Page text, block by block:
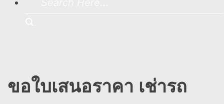
ขอใบเสนอราคา เช่ารถ